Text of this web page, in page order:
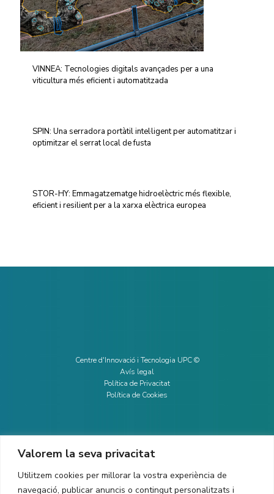
Valorem la seva privacitat
Utilitzem cookies per millorar la vostra experiència de
navegació, publicar anuncis o contingut personalitzats i
VINNEA: Tecnologies digitals avançades per a una
viticultura més eficient i automatitzada
SPIN: Una serradora portàtil intel·ligent per automatitzar i
optimitzar el serrat local de fusta
STOR-HY: Emmagatzematge hidroelèctric més flexible,
eficient i resilient per a la xarxa elèctrica europea
Centre d'Innovació i Tecnologia UPC ©
Avís legal
Política de Privacitat
Política de Cookies
CONTACTE
Ed. K2M (Planta 1, Oficina 106)
C/ Jordi Girona 1-3